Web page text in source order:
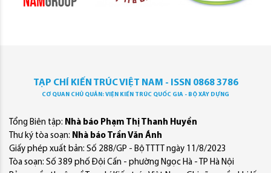
TẠP CHÍ KIẾN TRÚC VIỆT NAM - ISSN 0868 3786
CƠ QUAN CHỦ QUẢN: VIỆN KIẾN TRÚC QUỐC GIA - BỘ XÂY DỰNG
Tổng Biên tập: Nhà báo Phạm Thị Thanh Huyền
Thư ký tòa soạn: Nhà báo Trần Văn Ánh
Giấy phép xuất bản: Số 288/GP - Bộ TTTT ngày 11/8/2023
Tòa soạn: Số 389 phố Đội Cấn - phường Ngọc Hà - TP Hà Nội